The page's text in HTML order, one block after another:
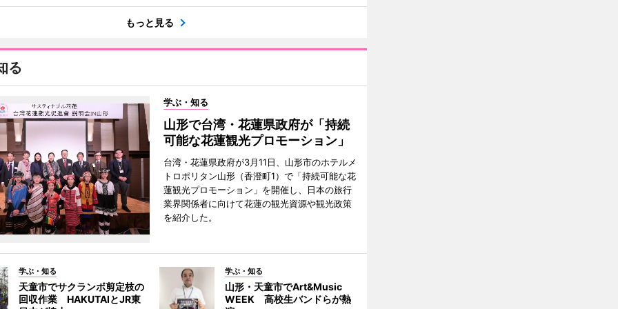
もっと見る
る
学ぶ・知る
山形で台湾・花蓮県政府が「持続
可能な花蓮観光プロモーション」
台湾・花蓮県政府が3月11日、山形市のホテルメ
トロポリタン山形（香澄町1）で「持続可能な花
蓮観光プロモーション」を開催し、日本の旅行
業界関係者に向けて花蓮の観光資源や観光政策
を紹介した。
学ぶ・知る
天童市でサクランボ剪定枝の
回収作業 HAKUTAIとJR東
学ぶ・知る
山形・天童市でArt&Music
WEEK 高校生バンドらが熱